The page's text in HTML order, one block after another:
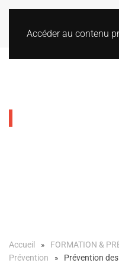
Accéder au contenu
Accueil FORMATION &
Prévention
Prévention